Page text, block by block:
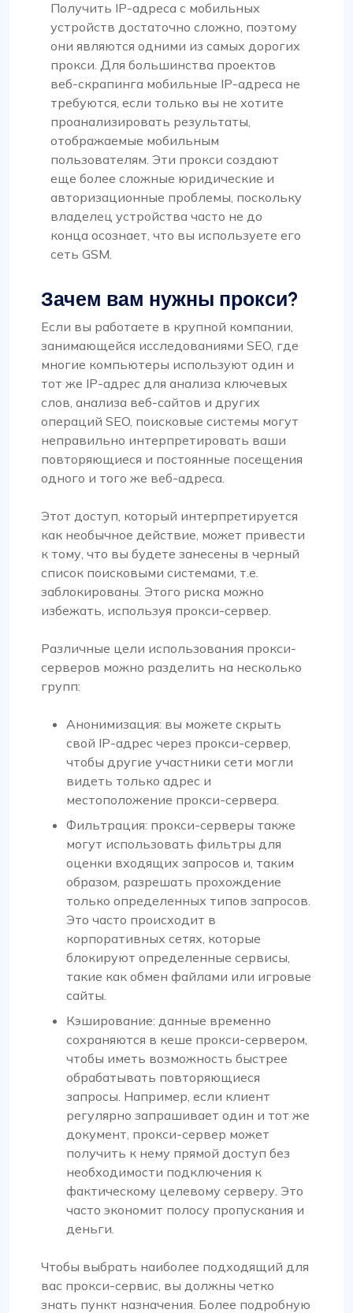
Получить IP-адреса с мобильных
устройств достаточно сложно, поэтому
они являются одними из самых дорогих
прокси. Для большинства проектов
веб-скрапинга мобильные IP-адреса не
требуются, если только вы не хотите
проанализировать результаты,
отображаемые мобильным
пользователям. Эти прокси создают
еще более сложные юридические и
авторизационные проблемы, поскольку
владелец устройства часто не до
конца осознает, что вы используете его
сеть GSM.
Зачем вам нужны прокси?
Если вы работаете в крупной компании,
занимающейся исследованиями SEO, где
многие компьютеры используют один и
тот же IP-адрес для анализа ключевых
слов, анализа веб-сайтов и других
операций SEO, поисковые системы могут
неправильно интерпретировать ваши
повторяющиеся и постоянные посещения
одного и того же веб-адреса.
Этот доступ, который интерпретируется
как необычное действие, может привести
к тому, что вы будете занесены в черный
список поисковыми системами, т.е.
заблокированы. Этого риска можно
избежать, используя прокси-сервер.
Различные цели использования прокси-
серверов можно разделить на несколько
групп:
Анонимизация: вы можете скрыть
свой IP-адрес через прокси-сервер,
чтобы другие участники сети могли
видеть только адрес и
местоположение прокси-сервера.
Фильтрация: прокси-серверы также
могут использовать фильтры для
оценки входящих запросов и, таким
образом, разрешать прохождение
только определенных типов запросов.
Это часто происходит в
корпоративных сетях, которые
блокируют определенные сервисы,
такие как обмен файлами или игровые
сайты.
Кэширование: данные временно
сохраняются в кеше прокси-сервером,
чтобы иметь возможность быстрее
обрабатывать повторяющиеся
запросы. Например, если клиент
регулярно запрашивает один и тот же
документ, прокси-сервер может
получить к нему прямой доступ без
необходимости подключения к
фактическому целевому серверу. Это
часто экономит полосу пропускания и
деньги.
Чтобы выбрать наиболее подходящий для
вас прокси-сервис, вы должны четко
знать пункт назначения. Более подробную